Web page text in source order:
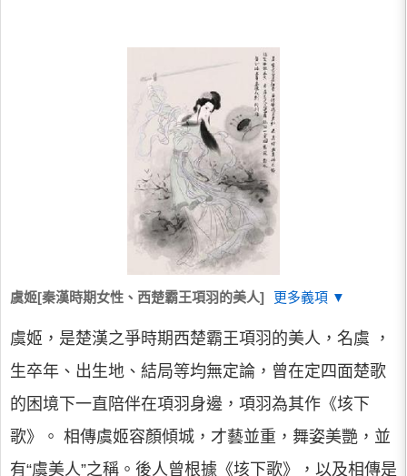
虞姬[秦漢時期女性、西楚霸王項羽的美人] 更多義項 ▼
虞姬，是楚漢之爭時期西楚霸王項羽的美人，名虞 ，
生卒年、出生地、結局等均無定論，曾在定四面楚歌
的困境下一直陪伴在項羽身邊，項羽為其作《垓下
歌》。 相傳虞姬容顏傾城，才藝並重，舞姿美艷，並
有“虞美人”之稱。後人曾根據《垓下歌》，以及相傳是